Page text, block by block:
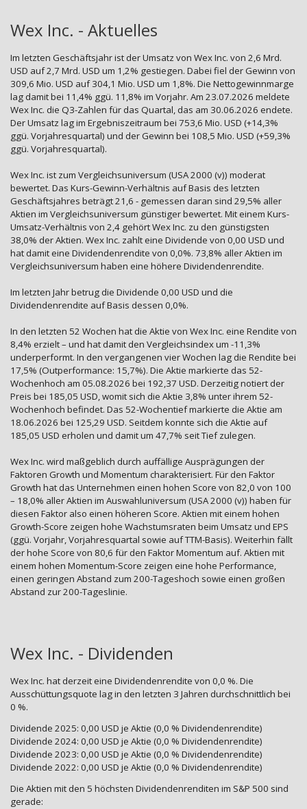
Wex Inc. - Aktuelles
Im letzten Geschäftsjahr ist der Umsatz von Wex Inc. von 2,6 Mrd.
USD auf 2,7 Mrd. USD um 1,2% gestiegen. Dabei fiel der Gewinn von
309,6 Mio. USD auf 304,1 Mio. USD um 1,8%. Die Nettogewinnmarge
lag damit bei 11,4% ggü. 11,8% im Vorjahr. Am 23.07.2026 meldete
Wex Inc. die Q3-Zahlen für das Quartal, das am 30.06.2026 endete.
Der Umsatz lag im Ergebniszeitraum bei 753,6 Mio. USD (+14,3%
ggü. Vorjahresquartal) und der Gewinn bei 108,5 Mio. USD (+59,3%
ggü. Vorjahresquartal).
Wex Inc. ist zum Vergleichsuniversum (USA 2000 (v)) moderat
bewertet. Das Kurs-Gewinn-Verhältnis auf Basis des letzten
Geschäftsjahres beträgt 21,6 - gemessen daran sind 29,5% aller
Aktien im Vergleichsuniversum günstiger bewertet. Mit einem Kurs-
Umsatz-Verhältnis von 2,4 gehört Wex Inc. zu den günstigsten
38,0% der Aktien. Wex Inc. zahlt eine Dividende von 0,00 USD und
hat damit eine Dividendenrendite von 0,0%. 73,8% aller Aktien im
Vergleichsuniversum haben eine höhere Dividendenrendite.
Im letzten Jahr betrug die Dividende 0,00 USD und die
Dividendenrendite auf Basis dessen 0,0%.
In den letzten 52 Wochen hat die Aktie von Wex Inc. eine Rendite von
8,4% erzielt – und hat damit den Vergleichsindex um -11,3%
underperformt. In den vergangenen vier Wochen lag die Rendite bei
17,5% (Outperformance: 15,7%). Die Aktie markierte das 52-
Wochenhoch am 05.08.2026 bei 192,37 USD. Derzeitig notiert der
Preis bei 185,05 USD, womit sich die Aktie 3,8% unter ihrem 52-
Wochenhoch befindet. Das 52-Wochentief markierte die Aktie am
18.06.2026 bei 125,29 USD. Seitdem konnte sich die Aktie auf
185,05 USD erholen und damit um 47,7% seit Tief zulegen.
Wex Inc. wird maßgeblich durch auffällige Ausprägungen der
Faktoren Growth und Momentum charakterisiert. Für den Faktor
Growth hat das Unternehmen einen hohen Score von 82,0 von 100
– 18,0% aller Aktien im Auswahluniversum (USA 2000 (v)) haben für
diesen Faktor also einen höheren Score. Aktien mit einem hohen
Growth-Score zeigen hohe Wachstumsraten beim Umsatz und EPS
(ggü. Vorjahr, Vorjahresquartal sowie auf TTM-Basis). Weiterhin fällt
der hohe Score von 80,6 für den Faktor Momentum auf. Aktien mit
einem hohen Momentum-Score zeigen eine hohe Performance,
einen geringen Abstand zum 200-Tageshoch sowie einen großen
Abstand zur 200-Tageslinie.
Wex Inc. - Dividenden
Wex Inc. hat derzeit eine Dividendenrendite von 0,0 %. Die
Ausschüttungsquote lag in den letzten 3 Jahren durchschnittlich bei
0 %.
Dividende 2025: 0,00 USD je Aktie (0,0 % Dividendenrendite)
Dividende 2024: 0,00 USD je Aktie (0,0 % Dividendenrendite)
Dividende 2023: 0,00 USD je Aktie (0,0 % Dividendenrendite)
Dividende 2022: 0,00 USD je Aktie (0,0 % Dividendenrendite)
Die Aktien mit den 5 höchsten Dividendenrenditen im S&P 500 sind
gerade: